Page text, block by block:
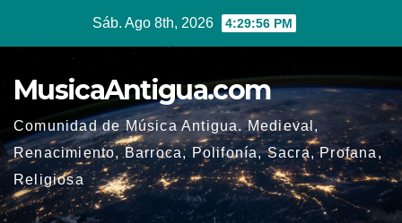
Sáb. Ago 8th, 2026 4:29:57 PM
MusicaAntigua.com
Comunidad de Música Antigua. Medieval,
Renacimiento, Barroca, Polifonía, Sacra, Profana,
Religiosa